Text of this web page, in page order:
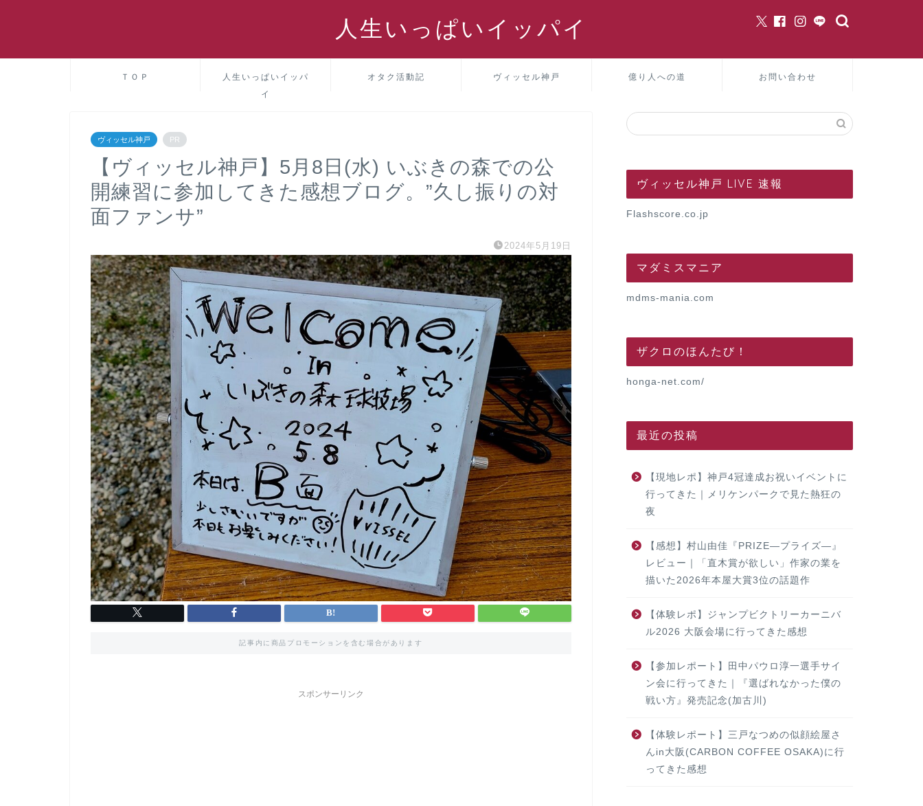
人生いっぱいイッパイ
ＴＯＰ
人生いっぱいイッパ
イ
オタク活動記 ヴィッセル神戸 億り人への道 お問い合わせ
ヴィッセル神戸 PR
【ヴィッセル神戸】5月8日(水) いぶきの森での公
開練習に参加してきた感想ブログ。”久し振りの対
面ファンサ”
2024年5月19日
記事内に商品プロモーションを含む場合があります
スポンサーリンク
ヴィッセル神戸 LIVE 速報
Flashscore.co.jp
マダミスマニア
mdms-mania.com
ザクロのほんたび！
honga-net.com/
最近の投稿
【現地レポ】神戸4冠達成お祝いイベントに
行ってきた｜メリケンパークで見た熱狂の
夜
【感想】村山由佳『PRIZE―プライズ―』
レビュー｜「直木賞が欲しい」作家の業を
描いた2026年本屋大賞3位の話題作
【体験レポ】ジャンプビクトリーカーニバ
ル2026 大阪会場に行ってきた感想
【参加レポート】田中パウロ淳一選手サイ
ン会に行ってきた｜『選ばれなかった僕の
戦い方』発売記念(加古川)
【体験レポート】三戸なつめの似顔絵屋さ
んin大阪(CARBON COFFEE OSAKA)に行
ってきた感想